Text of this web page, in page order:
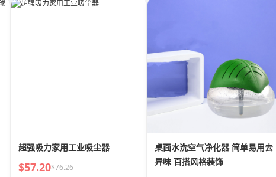
超强吸力家用工业吸尘器
$57.20$76.26
桌面水洗空气净化器 简单易用去
异味 百搭风格装饰